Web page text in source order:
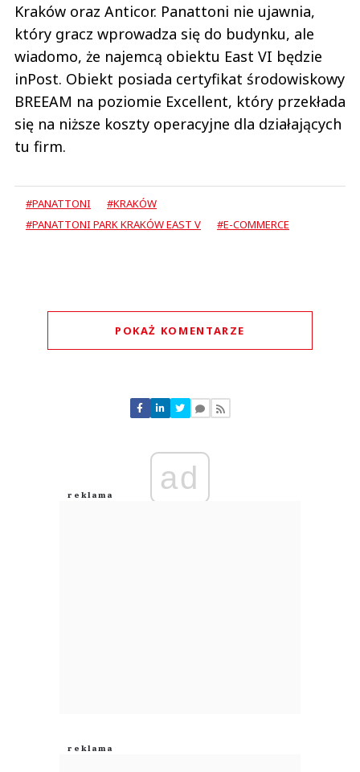
Kraków oraz Anticor. Panattoni nie ujawnia,
który gracz wprowadza się do budynku, ale
wiadomo, że najemcą obiektu East VI będzie
inPost. Obiekt posiada certyfikat środowiskowy
BREEAM na poziomie Excellent, który przekłada
się na niższe koszty operacyjne dla działających
tu firm.
#PANATTONI
#KRAKÓW
#PANATTONI PARK KRAKÓW EAST V
#E-COMMERCE
POKAŻ KOMENTARZE
Nie znaleziono komentarzy
Zostaw swoje komentarze
Anuluj
ad